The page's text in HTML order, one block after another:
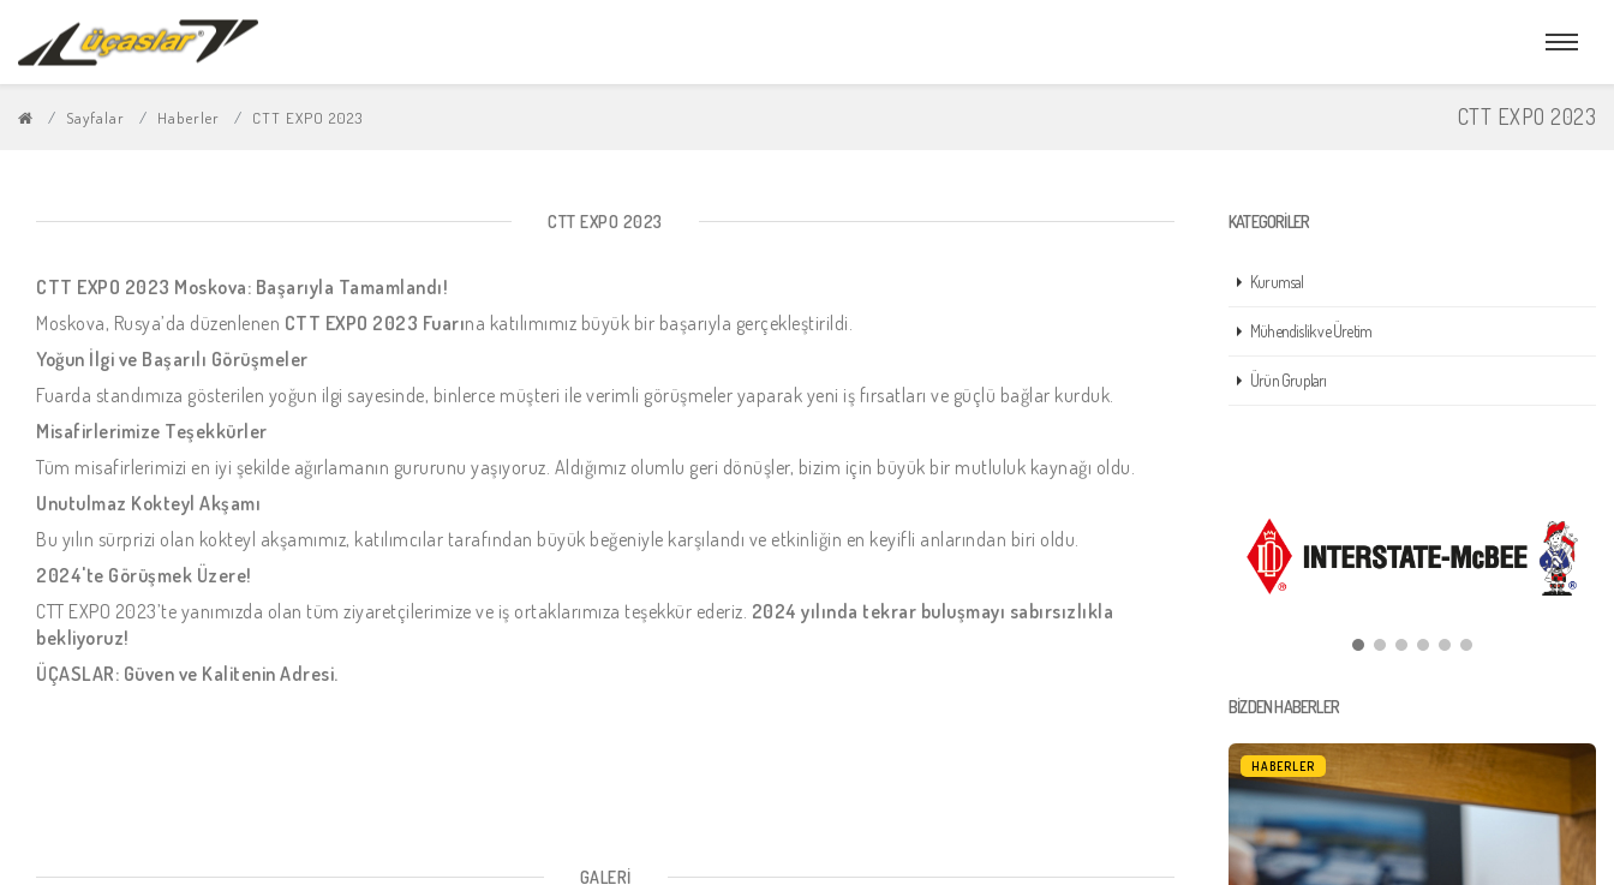
Sayfalar Haberler CTT EXPO 2023 CTT EXPO 2023
CTT EXPO 2023
CTT EXPO 2023 Moskova: Başarıyla Tamamlandı!
Moskova, Rusya’da düzenlenen CTT EXPO 2023 Fuarına katılımımız büyük bir başarıyla gerçekleştirildi.
Yoğun İlgi ve Başarılı Görüşmeler
Fuarda standımıza gösterilen yoğun ilgi sayesinde, binlerce müşteri ile verimli görüşmeler yaparak yeni iş fırsatları ve güçlü bağlar kurduk.
Misafirlerimize Teşekkürler
Tüm misafirlerimizi en iyi şekilde ağırlamanın gururunu yaşıyoruz. Aldığımız olumlu geri dönüşler, bizim için büyük bir mutluluk kaynağı oldu.
Unutulmaz Kokteyl Akşamı
Bu yılın sürprizi olan kokteyl akşamımız, katılımcılar tarafından büyük beğeniyle karşılandı ve etkinliğin en keyifli anlarından biri oldu.
2024'te Görüşmek Üzere!
CTT EXPO 2023’te yanımızda olan tüm ziyaretçilerimize ve iş ortaklarımıza teşekkür ederiz. 2024 yılında tekrar buluşmayı sabırsızlıkla
bekliyoruz!
ÜÇASLAR: Güven ve Kalitenin Adresi.
GALERI
KATEGORILER
Kurumsal
Mühendislik ve Üretim
Ürün Grupları
BIZDEN HABERLER
HABERLER